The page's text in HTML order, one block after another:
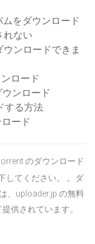
をダウンロード
れない
ンロードできま
ロード
ンロード
する方法
ード
のダウンロード
してください。 。ダ
、uploader.jp の無料
供されています。